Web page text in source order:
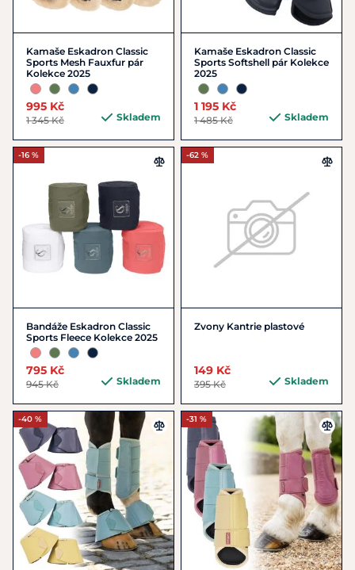
Kamaše Eskadron Classic
Sports Mesh Fauxfur pár
Kolekce 2025
995 Kč
1 345 Kč Skladem
Kamaše Eskadron Classic
Sports Softshell pár Kolekce
2025
1 195 Kč
1 485 Kč Skladem
-16 %
Bandáže Eskadron Classic
Sports Fleece Kolekce 2025
795 Kč
945 Kč Skladem
-62 %
Zvony Kantrie plastové
149 Kč
395 Kč Skladem
-40 % -31 %